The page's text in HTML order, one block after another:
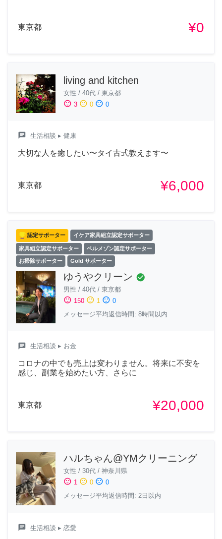
東京都 ¥0
living and kitchen
女性 / 40代 / 東京都
sentiment_satisfied 3 sentiment_neutral 0 sentiment_dissatisfied 0
chat 生活相談 ▸ 健康
大切な人を癒したい〜タイ古式教えます〜
東京都 ¥6,000
認定サポーター イケア家具組立認定サポーター
家具組立認定サポーター ベルメゾン認定サポーター
お掃除サポーター Gold サポーター
ゆうやクリーン check_circle
男性 / 40代 / 東京都
sentiment_satisfied 150 sentiment_neutral 1 sentiment_dissatisfied 0
メッセージ平均返信時間: 8時間以内
chat 生活相談 ▸ お金
コロナの中でも売上は変わりません。将来に不安を
感じ、副業を始めたい方、さらに
東京都 ¥20,000
ハルちゃん@YMクリーニング
女性 / 30代 / 神奈川県
sentiment_satisfied 1 sentiment_neutral 0 sentiment_dissatisfied 0
メッセージ平均返信時間: 2日以内
chat 生活相談 ▸ 恋愛